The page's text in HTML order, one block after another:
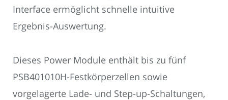
Interface ermöglicht schnelle intuitive
Ergebnis-Auswertung.
Dieses Power Module enthält bis zu fünf
PSB401010H-Festkörperzellen sowie
vorgelagerte Lade- und Step-up-Schaltungen,